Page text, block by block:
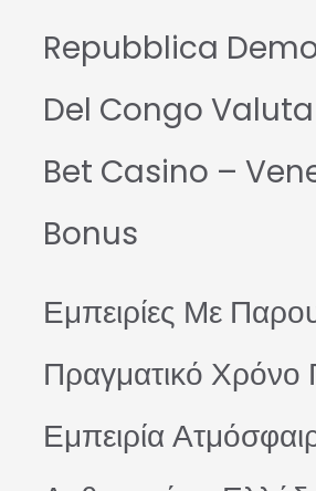
Repubblica
Del Congo
Bet Casino –
Bonus
Εμπειρίες Με
Πραγματικό Χρόνο
Εμπειρία